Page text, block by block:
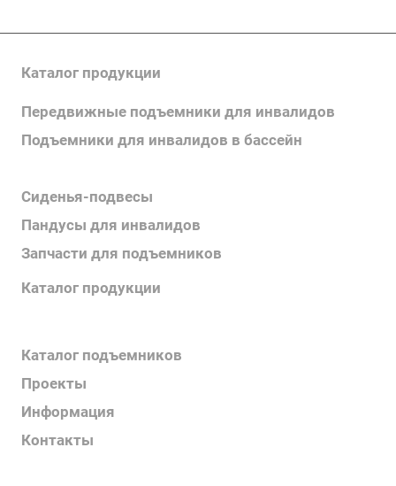
Каталог продукции
Передвижные подъемники для инвалидов
Подъемники для инвалидов в бассейн
Сиденья-подвесы
Пандусы для инвалидов
Запчасти для подъемников
Каталог продукции
Каталог подъемников
Проекты
Информация
Контакты